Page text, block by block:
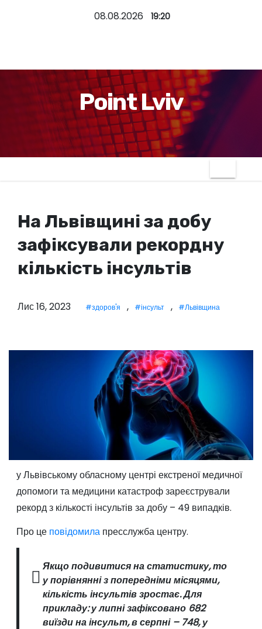
й
к
08.08.2026 19:20
Point Lviv
На Львівщині за добу
зафіксували рекордну
кількість інсультів
Лис 16, 2023 #здоров'я , #інсульт , #Львівщина
у Львівському обласному центрі екстреної медичної
допомоги та медицини катастроф зареєстрували
рекорд з кількості інсультів за добу – 49 випадків.
Про це повідомилапресслужба центру.
Якщо подивитися на статистику, то
у порівнянні з попередніми місяцями,
кількість інсультів зростає. Для
прикладу: у липні зафіксовано 682
виїзди на інсульт, в серпні – 748, у